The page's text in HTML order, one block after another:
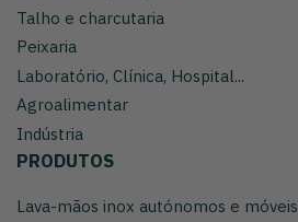
Talho e charcutaria
Peixaria
Laboratório, Clínica, Hospital...
Agroalimentar
Indústria
PRODUTOS
Lava-mãos inox autónomos e móveis